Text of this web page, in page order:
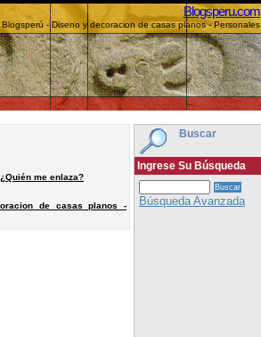
Blogsperu.com
Blogsperú - Diseno y decoracion de casas planos - Personales
Buscar
Ingrese Su Búsqueda
Búsqueda Avanzada
¿Quién me enlaza?
de casas planos -